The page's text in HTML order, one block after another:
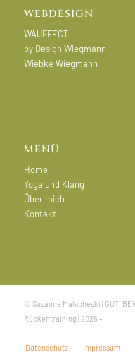
WEBDESIGN
WAUFFECT
by Design Wiegmann
Wiebke Wiegmann
MENÜ
Home
Yoga und Klang
Über mich
Kontakt
© Susanne Malscheski | GUT.
Rückentraining | 2025 -
Datenschutz Impressum